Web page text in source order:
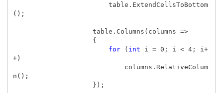
table . ExtendCellsToBottom
();
table . Columns ( columns =>
{
for
( int i = 0 ; i < 4; i +
+)
columns . RelativeColum
n ();
});